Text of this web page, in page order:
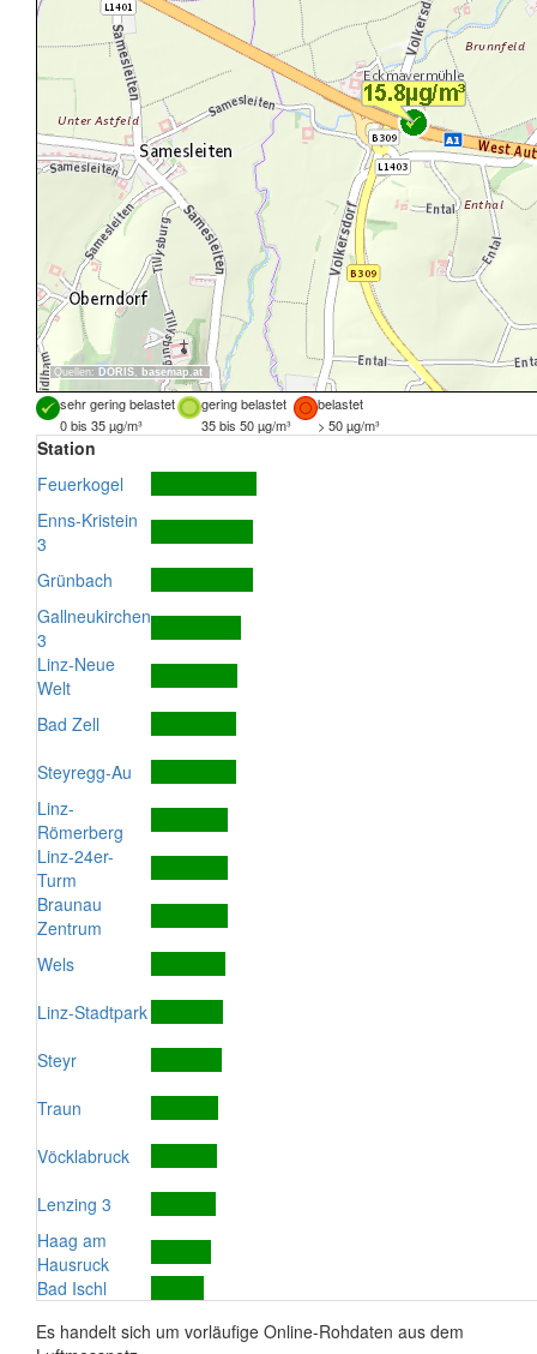
Quellen: DORIS, basemap.at
sehr gering belastet gering belastet
belastet
0 bis 35 µg/m³
35 bis 50 µg/m³ > 50 µg/m³
Station
Feuerkogel
Enns-Kristein
3
Grünbach
Gallneukirchen
3
Linz-Neue
Welt
Bad Zell
Steyregg-Au
Linz-
Römerberg
Linz-24er-
Turm
Braunau
Zentrum
Wels
Linz-Stadtpark
Steyr
Traun
Vöcklabruck
Lenzing 3
Haag am
Hausruck
Bad Ischl
Es handelt sich um vorläufige Online-Rohdaten aus dem